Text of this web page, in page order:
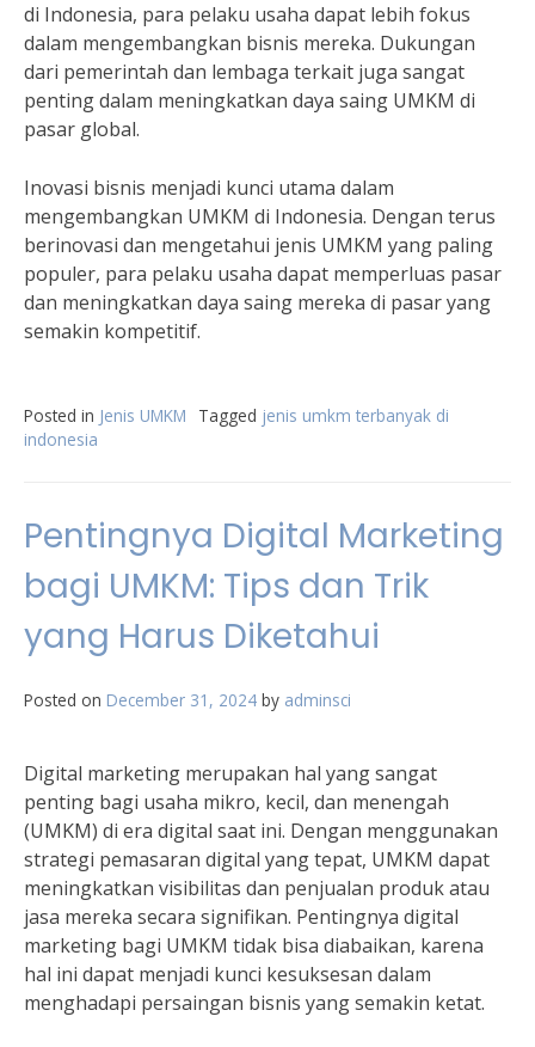
di Indonesia, para pelaku usaha dapat lebih fokus
dalam mengembangkan bisnis mereka. Dukungan
dari pemerintah dan lembaga terkait juga sangat
penting dalam meningkatkan daya saing UMKM di
pasar global.
Inovasi bisnis menjadi kunci utama dalam
mengembangkan UMKM di Indonesia. Dengan terus
berinovasi dan mengetahui jenis UMKM yang paling
populer, para pelaku usaha dapat memperluas pasar
dan meningkatkan daya saing mereka di pasar yang
semakin kompetitif.
Posted in Jenis UMKM Tagged jenis umkm terbanyak di
indonesia
Pentingnya Digital Marketing
bagi UMKM: Tips dan Trik
yang Harus Diketahui
Posted on December 31, 2024 by adminsci
Digital marketing merupakan hal yang sangat
penting bagi usaha mikro, kecil, dan menengah
(UMKM) di era digital saat ini. Dengan menggunakan
strategi pemasaran digital yang tepat, UMKM dapat
meningkatkan visibilitas dan penjualan produk atau
jasa mereka secara signifikan. Pentingnya digital
marketing bagi UMKM tidak bisa diabaikan, karena
hal ini dapat menjadi kunci kesuksesan dalam
menghadapi persaingan bisnis yang semakin ketat.